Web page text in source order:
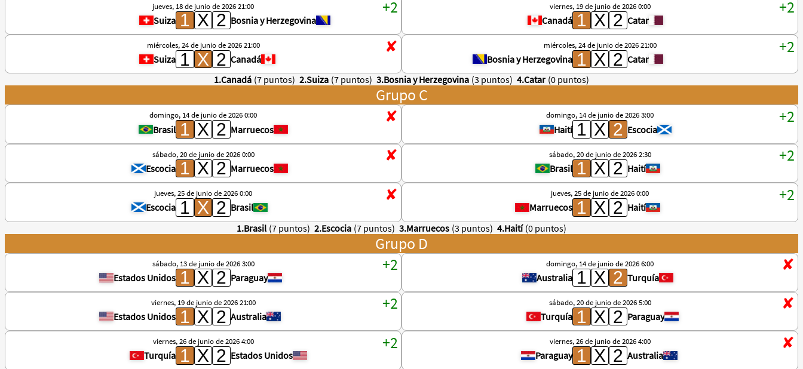
jueves, 18 de junio de 2026 21:00
Suiza Bosnia y Herzegovina
viernes, 19 de junio de 2026 0:00
Canadá Catar
miércoles, 24 de junio de 2026 21:00
Suiza Canadá
miércoles, 24 de junio de 2026 21:00
Bosnia y Herzegovina
Catar
1.Canadá (7 puntos) 2.Suiza (7 puntos) 3.Bosnia y Herzegovina (3 puntos) 4.Catar (0 puntos)
Grupo C
domingo, 14 de junio de 2026 0:00
Brasil Marruecos
domingo, 14 de junio de 2026 3:00
Haití Escocia
sábado, 20 de junio de 2026 0:00
Escocia Marruecos
sábado, 20 de junio de 2026 2:30
Brasil Haití
jueves, 25 de junio de 2026 0:00
Escocia Brasil
jueves, 25 de junio de 2026 0:00
Marruecos
Haití
1.Brasil (7 puntos) 2.Escocia (7 puntos) 3.Marruecos (3 puntos) 4.Haití (0 puntos)
Grupo D
sábado, 13 de junio de 2026 3:00
Estados Unidos Paraguay
domingo, 14 de junio de 2026 6:00
Australia Turquía
viernes, 19 de junio de 2026 21:00
Estados Unidos Australia
sábado, 20 de junio de 2026 5:00
Turquía Paraguay
viernes, 26 de junio de 2026 4:00
Turquía Estados Unidos
viernes, 26 de junio de 2026 4:00
Paraguay
Australia